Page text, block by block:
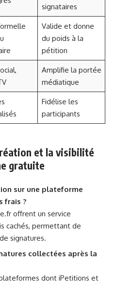
signataires
Valide et donne
du poids à la
pétition
Amplifie la portée
médiatique
Fidélise les
participants
et la visibilité
gratuite
sur une plateforme
frais ?
offrent un service
cachés, permettant de
signatures.
collectées après la
dont iPetitions et